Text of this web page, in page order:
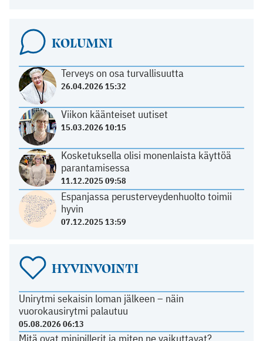
KOLUMNI
Terveys on osa turvallisuutta
26.04.2026 15:32
Viikon käänteiset uutiset
15.03.2026 10:15
Kosketuksella olisi monenlaista käyttöä
parantamisessa
11.12.2025 09:58
Espanjassa perusterveydenhuolto toimii
hyvin
07.12.2025 13:59
HYVINVOINTI
Unirytmi sekaisin loman jälkeen – näin
vuorokausirytmi palautuu
05.08.2026 06:13